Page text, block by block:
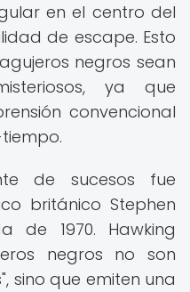
en el centro del
de escape. Esto
negros sean
ya que
convencional
de sucesos fue
británico Stephen
de 1970. Hawking
negros no son
sino que emiten una